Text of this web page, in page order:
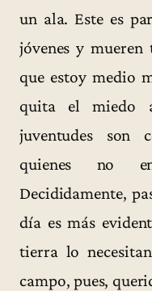
un ala. Este es
jóvenes y mueren
que estoy medio
quita el miedo
juventudes son
quienes no
Decididamente,
día es más
tierra lo
campo, pues,